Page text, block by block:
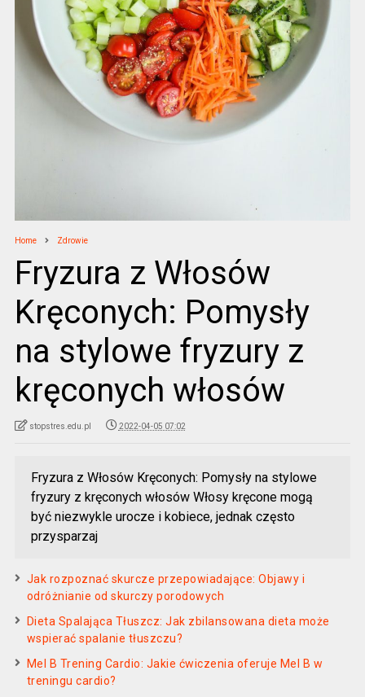
Home Zdrowie
Fryzura z Włosów
Kręconych: Pomysły
na stylowe fryzury z
kręconych włosów
stopstres.edu.pl 2022-04-05 07:02
Fryzura z Włosów Kręconych: Pomysły na stylowe
fryzury z kręconych włosów Włosy kręcone mogą
być niezwykle urocze i kobiece, jednak często
przysparzaj
Jak rozpoznać skurcze przepowiadające: Objawy i
odróżnianie od skurczy porodowych
Dieta Spalająca Tłuszcz: Jak zbilansowana dieta może
wspierać spalanie tłuszczu?
Mel B Trening Cardio: Jakie ćwiczenia oferuje Mel B w
treningu cardio?